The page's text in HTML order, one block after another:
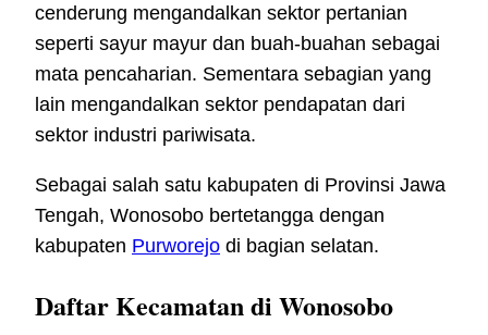
cenderung mengandalkan sektor pertanian
seperti sayur mayur dan buah-buahan sebagai
mata pencaharian. Sementara sebagian yang
lain mengandalkan sektor pendapatan dari
sektor industri pariwisata.
Sebagai salah satu kabupaten di Provinsi Jawa
Tengah, Wonosobo bertetangga dengan
kabupaten Purworejo di bagian selatan.
Daftar Kecamatan di Wonosobo